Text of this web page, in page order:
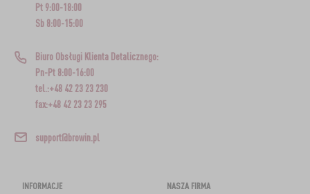
Pt 9:00-18:00
Sb 8:00-15:00
Biuro Obsługi Klienta Detalicznego:
Pn-Pt 8:00-16:00
tel.:+48 42 23 23 230
fax:+48 42 23 23 295
support@browin.pl
INFORMACJE NASZA FIRMA